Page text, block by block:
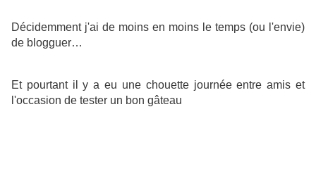
Décidemment j'ai de moins en moins le temps (ou l'envie)
de blogguer…
Et pourtant il y a eu une chouette journée entre amis et
l'occasion de tester un bon gâteau